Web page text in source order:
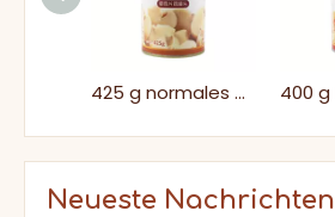
425 g normales Verpacken natürlicher frischer, leckerer Scheibenscheibenpilze in Konserven
Neueste Nachrichten